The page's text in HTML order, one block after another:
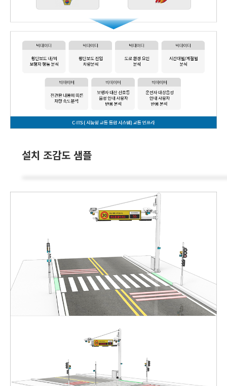
설치 조감도 샘플